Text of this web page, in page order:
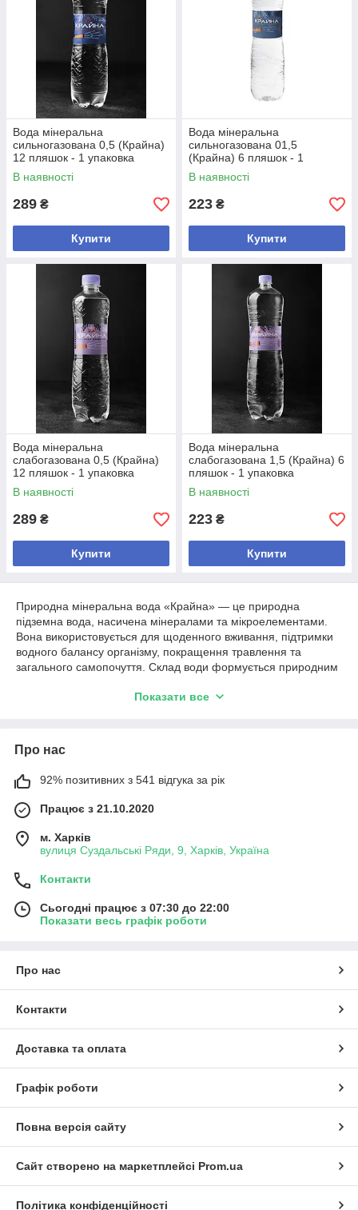
Вода мінеральна
сильногазована 0,5 (Крайна)
12 пляшок - 1 упаковка
В наявності
289 ₴
Купити
Вода мінеральна
сильногазована 01,5
(Крайна) 6 пляшок - 1
упаковка
В наявності
223 ₴
Купити
Вода мінеральна
слабогазована 0,5 (Крайна)
12 пляшок - 1 упаковка
В наявності
289 ₴
Купити
Вода мінеральна
слабогазована 1,5 (Крайна) 6
пляшок - 1 упаковка
В наявності
223 ₴
Купити
Природна мінеральна вода «Крайна» — це природна
підземна вода, насичена мінералами та мікроелементами.
Вона використовується для щоденного вживання, підтримки
водного балансу організму, покращення травлення та
загального самопочуття. Склад води формується природним
їй характерного мінерального складу.
Показати все
Про нас
92% позитивних з 541 відгука за рік
Працює з 21.10.2020
м. Харків
вулиця Суздальські Ряди, 9, Харків, Україна
Контакти
Сьогодні працює з 07:30 до 22:00
Показати весь графік роботи
Про нас
Контакти
Доставка та оплата
Графік роботи
Повна версія сайту
Сайт створено на маркетплейсі Prom.ua
Політика конфіденційності